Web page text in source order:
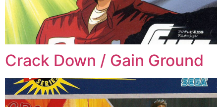
Crack Down / Gain Ground